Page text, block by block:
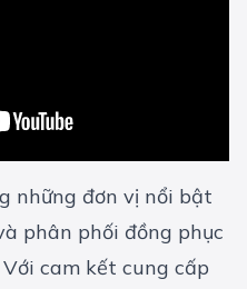
những đơn vị nổi bật
phân phối đồng phục
cam kết cung cấp